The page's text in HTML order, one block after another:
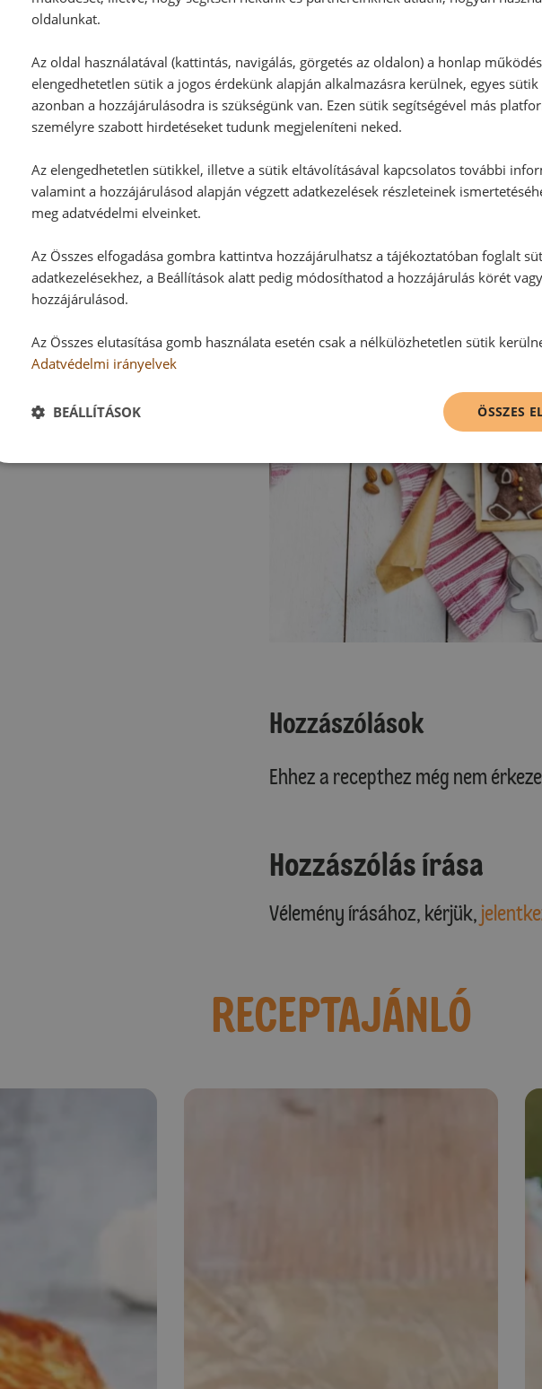
és tetszés szerint díszítőcukorral
Tipp:
A tésztából leírás szerint, akár
esetben golyókat formázunk és
150 g porcukorral kemény habbá
habba tesszük, és fakanállal jól
A Mézeskalács emberke keksz
gyümölccsel - mazsola, szilva,
Hozzászólások
Ehhez a recepthez még nem
Hozzászólás írása
Vélemény írásához, kérjük,
RECEPTAJÁNLÓ
oldalunkat.
Az oldal használatával (kattintás, navigálás, görgetés az oldalon) a honlap
elengedhetetlen sütik a jogos érdekünk alapján alkalmazásra kerülnek, egyes
azonban a hozzájárulásodra is szükségünk van. Ezen sütik segítségével más
személyre szabott hirdetéseket tudunk megjeleníteni neked.
Az elengedhetetlen sütikkel, illetve a sütik eltávolításával kapcsolatos további
valamint a hozzájárulásod alapján végzett adatkezelések részleteinek
meg adatvédelmi elveinket.
Az Összes elfogadása gombra kattintva hozzájárulhatsz a tájékoztatóban foglalt
adatkezelésekhez, a Beállítások alatt pedig módosíthatod a hozzájárulás körét
hozzájárulásod.
Az Összes elutasítása gomb használata esetén csak a nélkülözhetetlen sütik
Adatvédelmi irányelvek
ÖSSZES
BEÁLLÍTÁSOK